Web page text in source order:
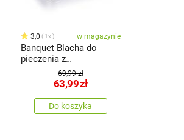
3,0 1x w magazynie
Banquet Blacha do
pieczenia z
powierzchnią
nieprzywierającą
Culinaria, 36 x 28 cm
69,99 zł
63,99zł
Do koszyka